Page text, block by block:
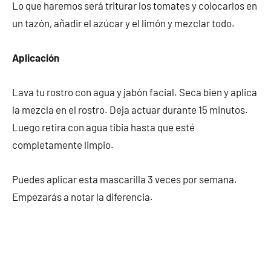
Lo que haremos será triturar los tomates y colocarlos en
un tazón, añadir el azúcar y el limón y mezclar todo.
Aplicación
Lava tu rostro con agua y jabón facial. Seca bien y aplica
la mezcla en el rostro. Deja actuar durante 15 minutos.
Luego retira con agua tibia hasta que esté
completamente limpio.
Puedes aplicar esta mascarilla 3 veces por semana.
Empezarás a notar la diferencia.